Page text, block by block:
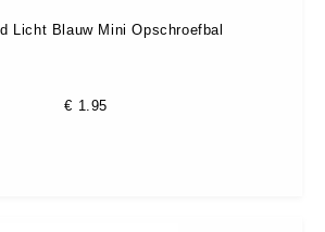
Licht Blauw Mini Opschroefbal
€ 1.95